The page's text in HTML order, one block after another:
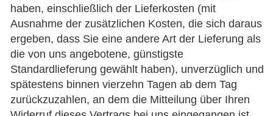
haben, einschließlich der Lieferkosten (mit
Ausnahme der zusätzlichen Kosten, die sich daraus
ergeben, dass Sie eine andere Art der Lieferung als
die von uns angebotene, günstigste
Standardlieferung gewählt haben), unverzüglich und
spätestens binnen vierzehn Tagen ab dem Tag
zurückzuzahlen, an dem die Mitteilung über Ihren